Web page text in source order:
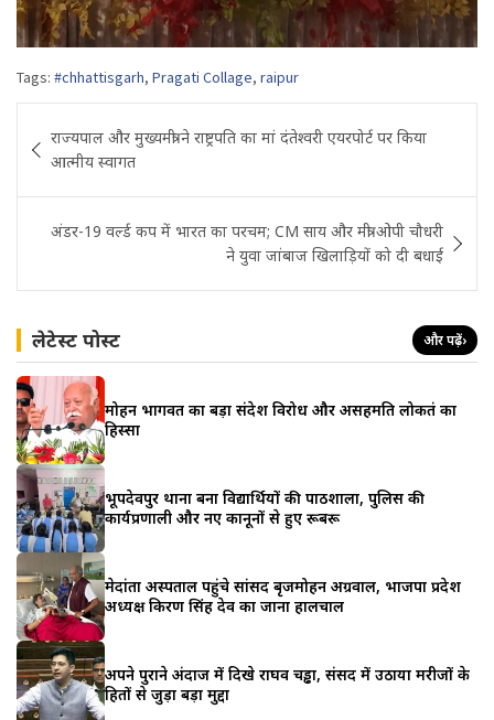
Tags: #chhattisgarh, Pragati Collage, raipur
navigation
राज्यपाल और मुख्यमंत्री ने राष्ट्रपति का मां दंतेश्वरी एयरपोर्ट पर किया
आत्मीय स्वागत
अंडर-19 वर्ल्ड कप में भारत का परचम; CM साय और मंत्री ओपी चौधरी
ने युवा जांबाज खिलाड़ियों को दी बधाई
लेटेस्ट पोस्ट और पढ़ें›
मोहन भागवत का बड़ा संदेश विरोध और असहमति लोकतंत्र का
हिस्सा
भूपदेवपुर थाना बना विद्यार्थियों की पाठशाला, पुलिस की
कार्यप्रणाली और नए कानूनों से हुए रूबरू
मेदांता अस्पताल पहुंचे सांसद बृजमोहन अग्रवाल, भाजपा प्रदेश
अध्यक्ष किरण सिंह देव का जाना हालचाल
अपने पुराने अंदाज में दिखे राघव चड्ढा, संसद में उठाया मरीजों के
हितों से जुड़ा बड़ा मुद्दा